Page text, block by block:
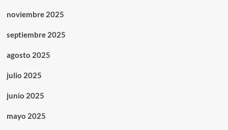
noviembre 2025
septiembre 2025
agosto 2025
julio 2025
junio 2025
mayo 2025